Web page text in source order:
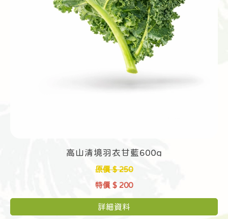
高山清境羽衣甘藍600g
原價 $ 250
特價 $ 200
詳細資料